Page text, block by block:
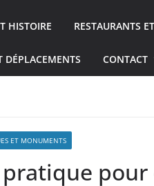
HISTOIRE RESTAURANTS
DÉPLACEMENTS CONTACT
ET MONUMENTS